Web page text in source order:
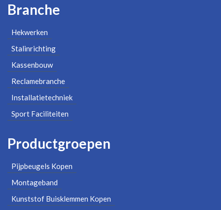
Branche
Hekwerken
Stalinrichting
Kassenbouw
Reclamebranche
Installatietechniek
Sport Faciliteiten
Productgroepen
Pijpbeugels Kopen
Montageband
Kunststof Buisklemmen Kopen